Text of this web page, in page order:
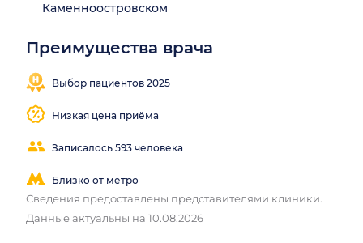
Каменноостровском
Преимущества врача
Выбор пациентов 2025
Низкая цена приёма
Записалось 593 человека
Близко от метро
Сведения предоставлены представителями клиники.
Данные актуальны на 10.08.2026